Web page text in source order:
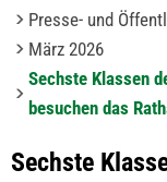
Presse- und
März 2026
Sechste Klassen
besuchen das
Sechste